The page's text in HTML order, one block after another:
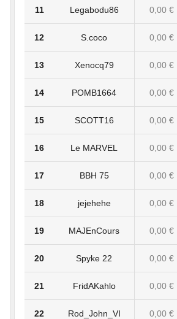
11 Legabodu86 0,00 €
12 S.coco 0,00 €
13 Xenocq79 0,00 €
14 POMB1664 0,00 €
15 SCOTT16 0,00 €
16 Le MARVEL 0,00 €
17 BBH 75 0,00 €
18 jejehehe 0,00 €
19 MAJEnCours 0,00 €
20 Spyke 22 0,00 €
21 FridAKahlo 0,00 €
22 Rod_John_VI 0,00 €